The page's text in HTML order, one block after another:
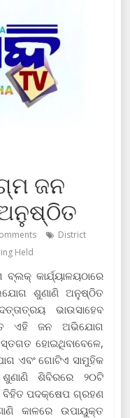
ଜନ
District
Held
କାର୍ଯ୍ୟାଳୟଠାରେ
ଶୁଣାଣି ଅନୁଷ୍ଠିତ
ଭାଉସାହେବ
ଏହି ଜନ ଅଭିଯୋଗ
ହୋଇଥିବାବେଳେ,
ଏବଂ ଗୋଟିଏ ସାମୁହିକ
ଶିବିରରେ ୨୦ଟି
ବିହିତ ପଦକ୍ଷେପ ଗ୍ରହଣ
କାଳରେ ଉପାୟୁକ୍ତ